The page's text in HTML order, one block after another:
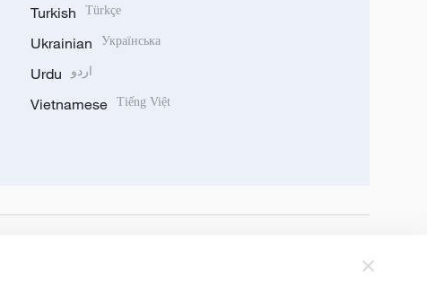
Turkish Türkçe
Ukrainian Українська
Urdu اردو
Vietnamese Tiếng Việt